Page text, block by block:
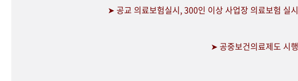
➤ 공교 의료보험실시, 300인 이상 사업장 의료보험 실시
➤ 공중보건의료제도 시행